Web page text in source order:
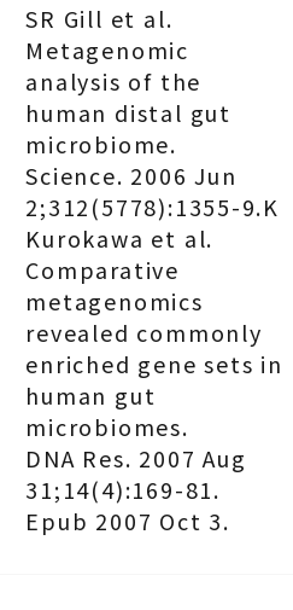
SR Gill et al.
Metagenomic
analysis of the
human distal gut
microbiome.
Science. 2006 Jun
2;312(5778):1355-9.K
Kurokawa et al.
Comparative
metagenomics
revealed commonly
enriched gene sets in
human gut
microbiomes.
DNA Res. 2007 Aug
31;14(4):169-81.
Epub 2007 Oct 3.